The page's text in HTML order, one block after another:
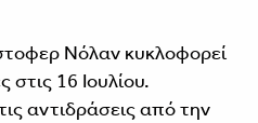
Νόλαν κυκλοφορεί
στις 16 Ιουλίου.
αντιδράσεις από την